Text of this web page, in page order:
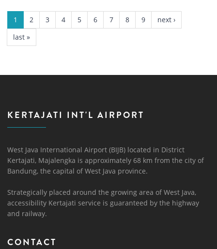
PAGES
1 2 3 4 5 6 7 8 9
next ›
last »
KERTAJATI INT'L AIRPORT
West Java International Airport (BIJB) located in District
Kertajati, Majalengka is approximately 68 km from the city of
Bandung, the capital of West Java province.
Strategically placed around the growing area of ​​West Java,
accessibility Kertajati service is guaranteed by the highway
and railway.
CONTACT